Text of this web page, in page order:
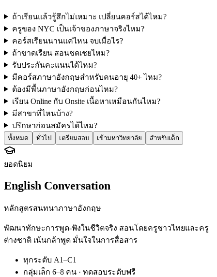
ถ้าเรียนแล้วรู้สึกไม่เหมาะ เปลี่ยนคอร์สได้ไหม?
ครูของ NYC เป็นเจ้าของภาษาจริงไหม?
คอร์สเรียนนานแค่ไหน จบเมื่อไร?
ถ้าขาดเรียน สอนชดเชยไหม?
รับประกันคะแนนได้ไหม?
มีคอร์สภาษาอังกฤษสำหรับคนอายุ 40+ ไหม?
ต้องมีพื้นภาษาอังกฤษก่อนไหม?
เรียน Online กับ Onsite เนื้อหาเหมือนกันไหม?
มีสาขาที่ไหนบ้าง?
ปรึกษาก่อนสมัครได้ไหม?
ทั้งหมด ทั่วไป เตรียมสอบ เข้ามหาวิทยาลัย สำหรับเด็ก
ยอดนิยม
English Conversation
หลักสูตรสนทนาภาษาอังกฤษ
พัฒนาทักษะการพูด-ฟังในชีวิตจริง สอนโดยครูชาวไทยและครู
ต่างชาติ เน้นกล้าพูด มั่นใจในการสื่อสาร
ทุกระดับ A1–C1
กลุ่มเล็ก 6–8 คน · ทดสอบระดับฟรี